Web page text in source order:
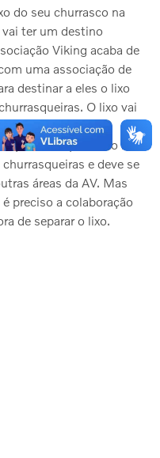
do seu churrasco na
ter um destino
Viking acaba de
uma associação de
destinar a eles o lixo
O lixo vai
famílias da
ação começa com o lixo
e deve se
áreas da AV. Mas
preciso a colaboração
de separar o lixo.